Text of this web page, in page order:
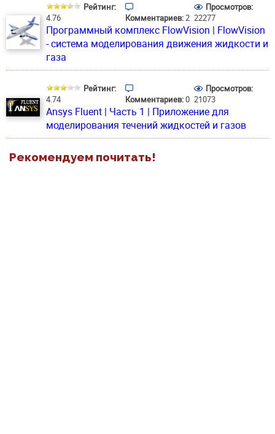
Рейтинг:
4.76
Комментариев:2
Просмотров:
22277
Программный комплекс FlowVision | FlowVision
- cистема моделирования движения жидкости и
газа
Рейтинг:
4.74
Комментариев:0
Просмотров:
21073
Ansys Fluent | Часть 1 | Приложение для
моделирования течений жидкостей и газов
Рекомендуем почитать!